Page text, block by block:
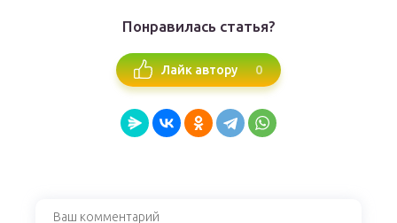
Понравилась статья?
Лайк автору 0